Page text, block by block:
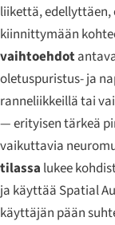
liikettä, edellyttäen,
kiinnittymään
vaihtoehdot
oletuspuristus- ja
ranneliikkeillä tai
— erityisen tärkeä
vaikuttavia
tilassa lukee
ja käyttää Spatial
käyttäjän pään